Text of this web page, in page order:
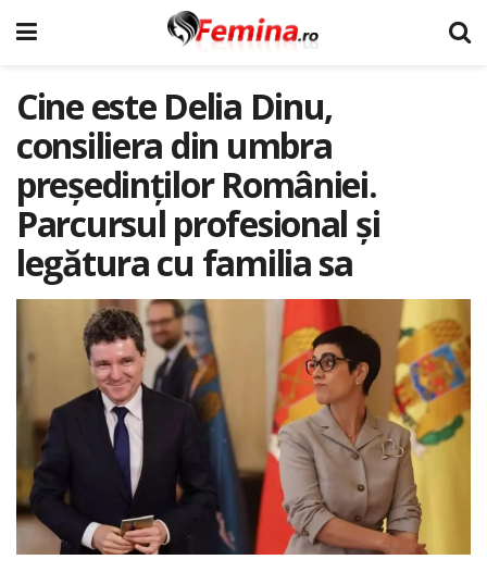
Cine este Delia Dinu,
consiliera din umbra
președinților României.
Parcursul profesional și
legătura cu familia sa